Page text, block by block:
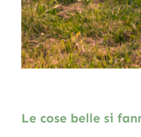
Le cose belle si